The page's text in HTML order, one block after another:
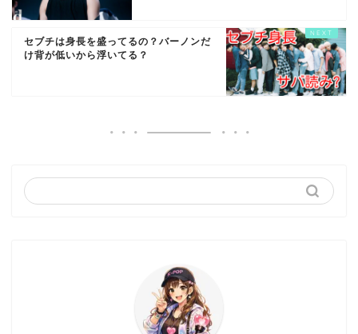
セブチは身長を盛ってるの？バーノンだ
け背が低いから浮いてる？